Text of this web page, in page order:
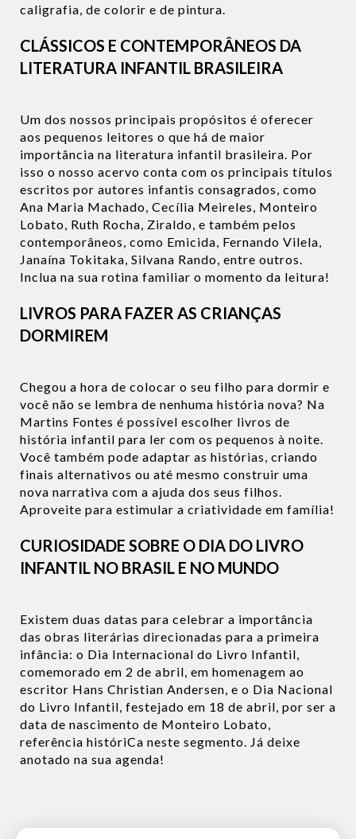
caligrafia, de colorir e de pintura.
CLÁSSICOS E CONTEMPORÂNEOS DA
LITERATURA INFANTIL BRASILEIRA
Um dos nossos principais propósitos é oferecer
aos pequenos leitores o que há de maior
importância na literatura infantil brasileira. Por
isso o nosso acervo conta com os principais títulos
escritos por autores infantis consagrados, como
Ana Maria Machado, Cecília Meireles, Monteiro
Lobato, Ruth Rocha, Ziraldo, e também pelos
contemporâneos, como Emicida, Fernando Vilela,
Janaína Tokitaka, Silvana Rando, entre outros.
Inclua na sua rotina familiar o momento da leitura!
LIVROS PARA FAZER AS CRIANÇAS
DORMIREM
Chegou a hora de colocar o seu filho para dormir e
você não se lembra de nenhuma história nova? Na
Martins Fontes é possível escolher livros de
história infantil para ler com os pequenos à noite.
Você também pode adaptar as histórias, criando
finais alternativos ou até mesmo construir uma
nova narrativa com a ajuda dos seus filhos.
Aproveite para estimular a criatividade em família!
CURIOSIDADE SOBRE O DIA DO LIVRO
INFANTIL NO BRASIL E NO MUNDO
Existem duas datas para celebrar a importância
das obras literárias direcionadas para a primeira
infância: o Dia Internacional do Livro Infantil,
comemorado em 2 de abril, em homenagem ao
escritor Hans Christian Andersen, e o Dia Nacional
do Livro Infantil, festejado em 18 de abril, por ser a
data de nascimento de Monteiro Lobato,
referência históriCa neste segmento. Já deixe
anotado na sua agenda!